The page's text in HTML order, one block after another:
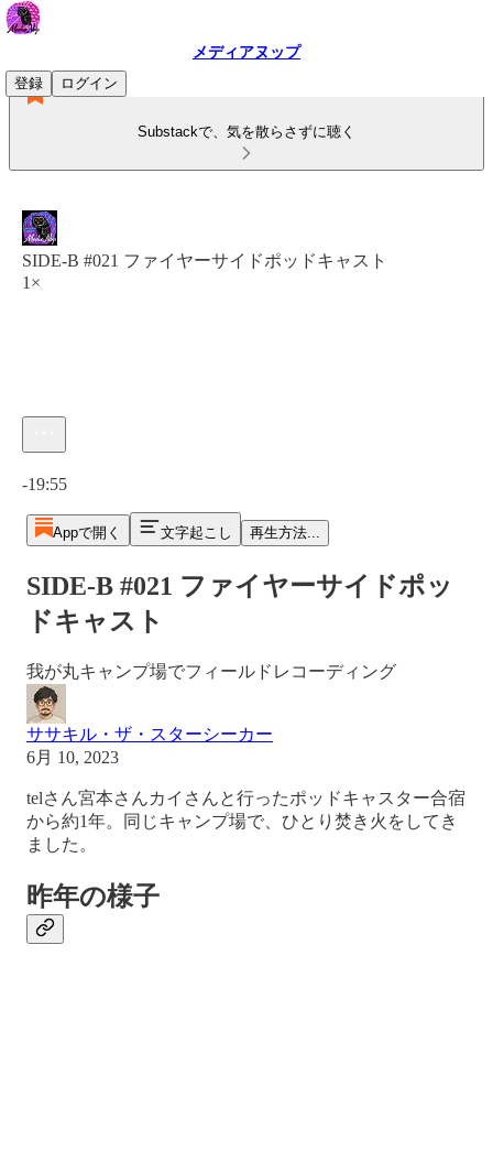
メディアヌップ
登録
ログイン
Substackで、気を散らさずに聴く
SIDE-B #021 ファイヤーサイドポッドキャスト
1×
-19:55
Appで開く 文字起こし 再生方法...
SIDE-B #021 ファイヤーサイドポッ
ドキャスト
我が丸キャンプ場でフィールドレコーディング
ササキル・ザ・スターシーカー
6月 10, 2023
telさん宮本さんカイさんと行ったポッドキャスター合宿
から約1年。同じキャンプ場で、ひとり焚き火をしてき
ました。
昨年の様子